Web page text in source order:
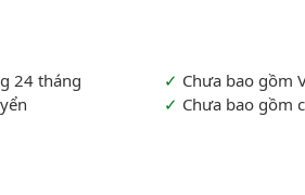
24 tháng
Chưa bao gồm
Chưa bao gồm